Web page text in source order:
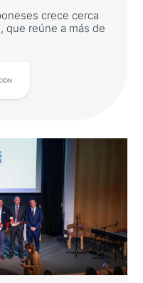
crece cerca
que reúne a más de
en los
de Verano
crece
edición, que
de 80